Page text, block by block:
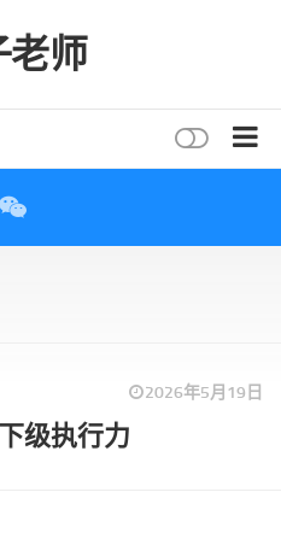
老师
2026年5月19日
级执行力